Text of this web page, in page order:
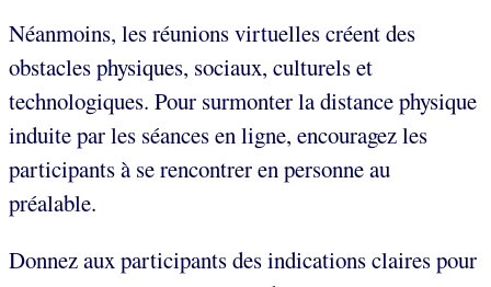
Néanmoins, les réunions virtuelles créent des
obstacles physiques, sociaux, culturels et
technologiques. Pour surmonter la distance physique
induite par les séances en ligne, encouragez les
participants à se rencontrer en personne au
préalable.
Donnez aux participants des indications claires pour